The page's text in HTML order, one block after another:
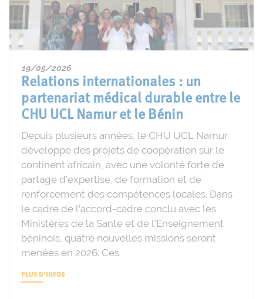
19/05/2026
Relations internationales : un
partenariat médical durable entre le
CHU UCL Namur et le Bénin
Depuis plusieurs années, le CHU UCL Namur
développe des projets de coopération sur le
continent africain, avec une volonté forte de
partage d’expertise, de formation et de
renforcement des compétences locales. Dans
le cadre de l’accord-cadre conclu avec les
Ministères de la Santé et de l’Enseignement
béninois, quatre nouvelles missions seront
menées en 2026. Ces
PLUS D'INFOS